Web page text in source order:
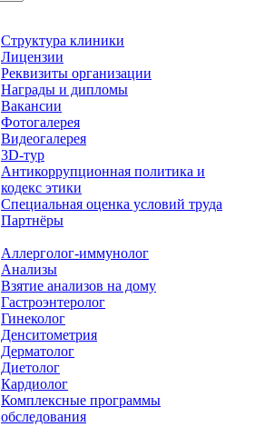
Структура клиники
Лицензии
Реквизиты организации
Награды и дипломы
Вакансии
Фотогалерея
Видеогалерея
3D-тур
Антикоррупционная политика и
кодекс этики
Специальная оценка условий труда
Партнёры
Аллерголог-иммунолог
Анализы
Взятие анализов на дому
Гастроэнтеролог
Гинеколог
Денситометрия
Дерматолог
Диетолог
Кардиолог
Комплексные программы
обследования